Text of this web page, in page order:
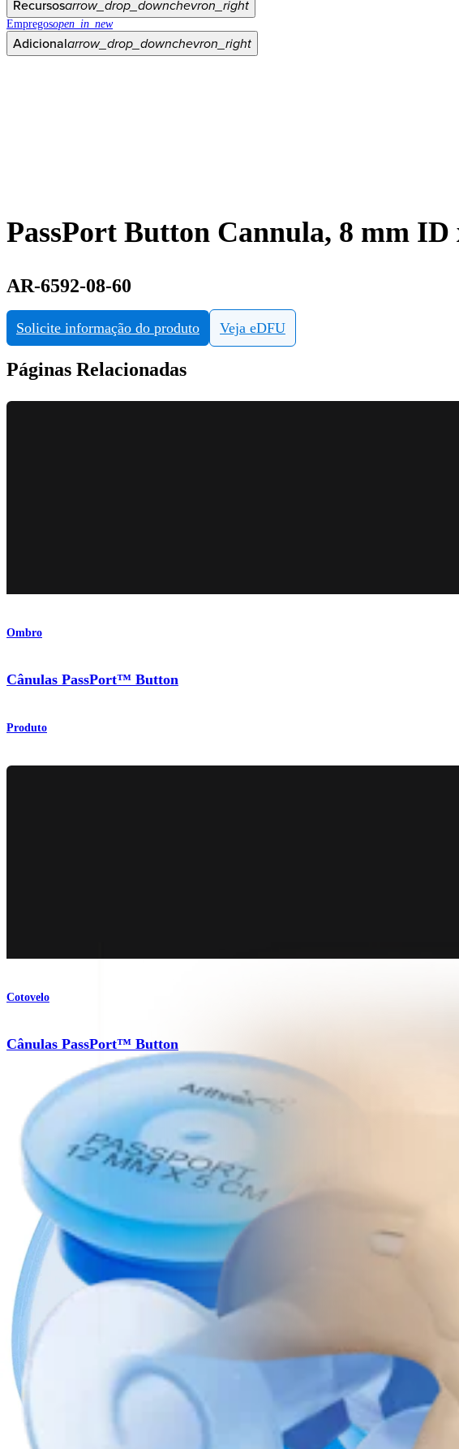
Recursosarrow_drop_downchevron_right
Empregosopen_in_new
Adicionalarrow_drop_downchevron_right
PassPort Button Cannula, 8 mm ID
AR-6592-08-60
Solicite informação do produto Veja eDFU
Páginas Relacionadas
Ombro
Cânulas PassPort™ Button
Produto
Cotovelo
Cânulas PassPort™ Button
Produto
Joelho
Cânulas PassPort Button™